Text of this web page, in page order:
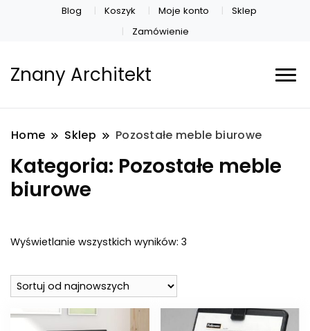
Blog Koszyk Moje konto
Sklep
Zamówienie
Znany Architekt
Home Sklep Pozostałe meble biurowe
Kategoria: Pozostałe meble
biurowe
Wyświetlanie wszystkich wyników: 3